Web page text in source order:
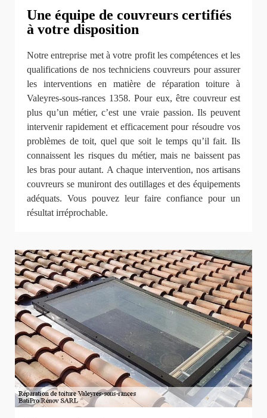
Une équipe de couvreurs certifiés
à votre disposition
Notre entreprise met à votre profit les compétences et les
qualifications de nos techniciens couvreurs pour assurer
les interventions en matière de réparation toiture à
Valeyres-sous-rances 1358. Pour eux, être couvreur est
plus qu’un métier, c’est une vraie passion. Ils peuvent
intervenir rapidement et efficacement pour résoudre vos
problèmes de toit, quel que soit le temps qu’il fait. Ils
connaissent les risques du métier, mais ne baissent pas
les bras pour autant. A chaque intervention, nos artisans
couvreurs se muniront des outillages et des équipements
adéquats. Vous pouvez leur faire confiance pour un
résultat irréprochable.